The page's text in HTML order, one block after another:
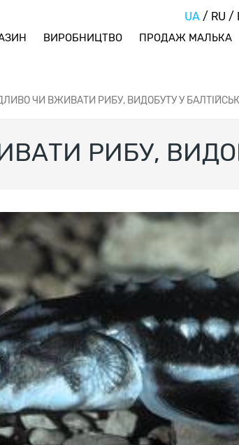
ВИРОБНИЦТВО ПРОДАЖ МАЛЬКА
UA / RU /
ЧИ ВЖИВАТИ РИБУ, ВИДОБУТУ У
РИБУ,